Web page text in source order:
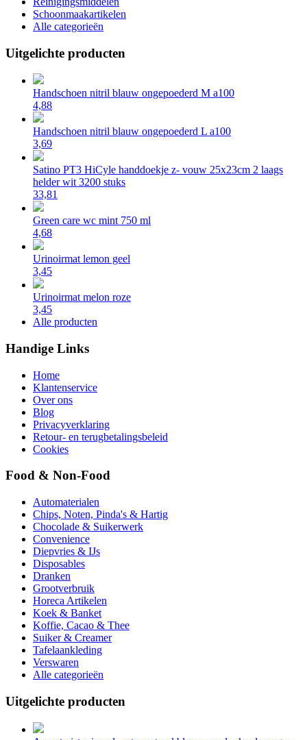
Schoonmaakartikelen
Alle categorieën
Uitgelichte producten
Handschoen nitril blauw ongepoederd M a100
4,88
Handschoen nitril blauw ongepoederd L a100
3,69
Satino PT3 HiCyle handdoekje z- vouw 25x23cm 2 laags
helder wit 3200 stuks
33,81
Green care wc mint 750 ml
4,68
Urinoirmat lemon geel
3,45
Urinoirmat melon roze
3,45
Alle producten
Handige Links
Home
Klantenservice
Over ons
Blog
Privacyverklaring
Retour- en terugbetalingsbeleid
Cookies
Food & Non-Food
Automaterialen
Chips, Noten, Pinda's & Hartig
Chocolade & Suikerwerk
Convenience
Diepvries & IJs
Disposables
Dranken
Grootverbruik
Horeca Artikelen
Koek & Banket
Koffie, Cacao & Thee
Suiker & Creamer
Tafelaankleding
Verswaren
Alle categorieën
Uitgelichte producten